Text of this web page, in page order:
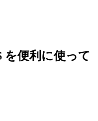
を便利に使って